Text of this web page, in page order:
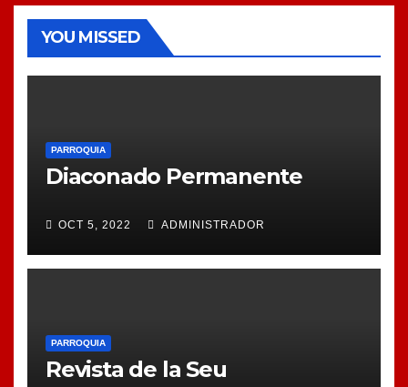
YOU MISSED
PARROQUIA
Diaconado Permanente
OCT 5, 2022 ADMINISTRADOR
PARROQUIA
Revista de la Seu